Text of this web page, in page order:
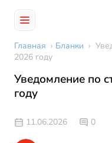
Главная › Бланки ›
2026 году
Уведомление по
году
11.06.2026 0